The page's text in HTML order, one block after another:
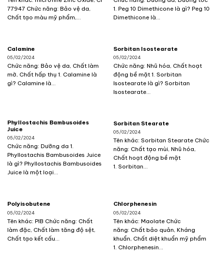
77947 Chức năng: Bảo vệ da,
Chất tạo màu mỹ phẩm,...
1. Peg 10 Dimethicone là gì? Peg 10
Dimethicone là...
Calamine
05/02/2024
Chức năng: Bảo vệ da, Chất làm
mờ, Chất hấp thụ 1. Calamine là
gì? Calamine là...
Sorbitan Isostearate
05/02/2024
Chức năng: Nhũ hóa, Chất hoạt
động bề mặt 1. Sorbitan
Isostearate là gì? Sorbitan
Isostearate...
Phyllostachis Bambusoides
Juice
05/02/2024
Chức năng: Dưỡng da 1.
Phyllostachis Bambusoides Juice
là gì? Phyllostachis Bambusoides
Juice là một loại...
Sorbitan Stearate
05/02/2024
Tên khác: Sorbitan Stearate Chức
năng: Chất tạo mùi, Nhũ hóa,
Chất hoạt động bề mặt
1. Sorbitan...
Polyisobutene
05/02/2024
Tên khác: PIB Chức năng: Chất
làm đặc, Chất làm tăng độ sệt,
Chất tạo kết cấu...
Chlorphenesin
05/02/2024
Tên khác: Maolate Chức
năng: Chất bảo quản, Kháng
khuẩn, Chất diệt khuẩn mỹ phẩm
1. Chlorphenesin...